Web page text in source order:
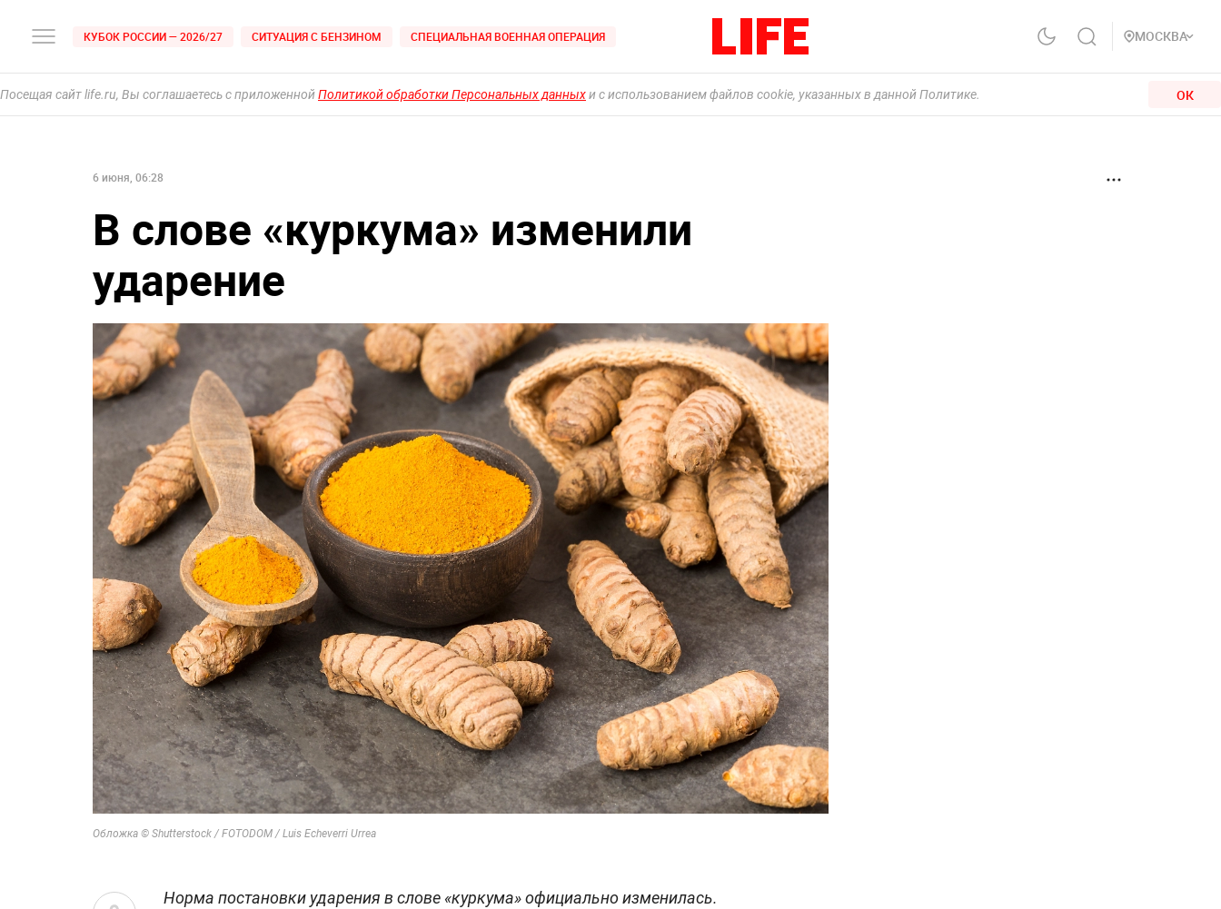
КУБОК РОССИИ — 2026/27 СИТУАЦИЯ С БЕНЗИНОМ СПЕЦИАЛЬНАЯ ВОЕННАЯ ОПЕРАЦИЯ МОСКВА
Посещая сайт life.ru, Вы соглашаетесь с приложеннойПолитикой обработки Персональных данныхи с использованием файлов cookie, указанных в данной Политике. ОК
6 июня, 06:28
В слове «куркума» изменили
ударение
Обложка © Shutterstock / FOTODOM / Luis Echeverri Urrea
Норма постановки ударения в слове «куркума» официально изменилась.